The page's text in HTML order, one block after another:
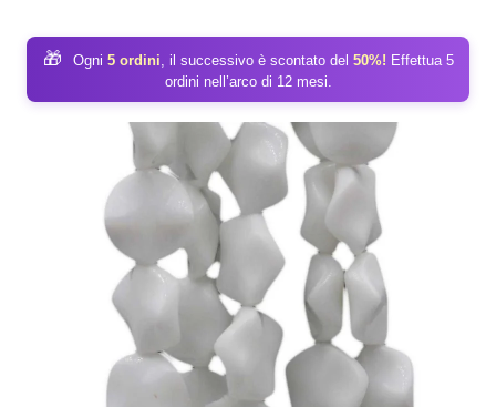
🎁 Ogni 5 ordini, il successivo è scontato del 50%! Effettua 5
ordini nell’arco di 12 mesi.